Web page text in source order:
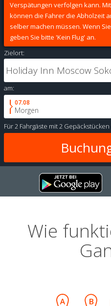
Verspätungen verfolgen kann.
können die Fahrer die Abholzeit
selber machen müssen. Wenn
geben Sie bitte 'Kein Flug' an.
Zielort:
am:
07.08
Morgen
Für2 Fahrgäste mit2 Gepäckstücken
Wie